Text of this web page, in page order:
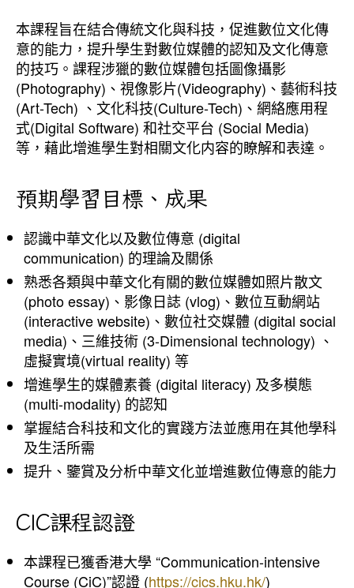
本課程旨在結合傳統文化與科技，促進數位文化傳
意的能力，提升學生對數位媒體的認知及文化傳意
的技巧。課程涉獵的數位媒體包括圖像攝影
(Photography)、視像影片(Videography)、藝術科技
(Art-Tech) 、文化科技(Culture-Tech)、網絡應用程
式(Digital Software) 和社交平台 (Social Media)
等，藉此增進學生對相關文化内容的瞭解和表達。
預期學習目標、成果
認識中華文化以及數位傳意 (digital
communication) 的理論及關係
熟悉各類與中華文化有關的數位媒體如照片散文
(photo essay)、影像日誌 (vlog)、數位互動網站
(interactive website)、數位社交媒體 (digital social
media)、三維技術 (3-Dimensional technology) 、
虛擬實境(virtual reality) 等
增進學生的媒體素養 (digital literacy) 及多模態
(multi-modality) 的認知
掌握結合科技和文化的實踐方法並應用在其他學科
及生活所需
提升、鑒賞及分析中華文化並增進數位傳意的能力
CIC課程認證
本課程已獲香港大學 “Communication-intensive
Course (CiC)”認證 (https://cics.hku.hk/)